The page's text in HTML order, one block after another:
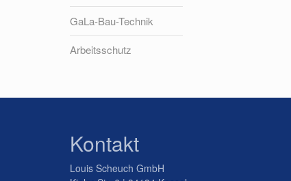
GaLa-Bau-Technik
Arbeitsschutz
Kontakt
Louis Scheuch GmbH